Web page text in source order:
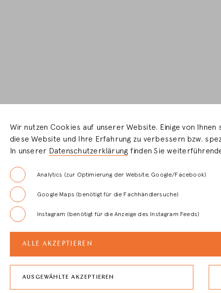
Wir nutzen Cookies auf unserer Website. Einige von Ihnen
diese Website und Ihre Erfahrung zu verbessern bzw.
In unserer Datenschutzerklärung finden Sie
Analytics (zur Optimierung der Website, Google/Facebook)
Google Maps (benötigt für die Fachhändlersuche)
Instagram (benötigt für die Anzeige des Instagram Feeds)
ALLE AKZEPTIEREN
AUSGEWÄHLTE AKZEPTIEREN